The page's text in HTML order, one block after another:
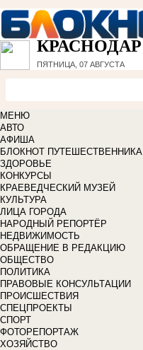
КРАСНОДАР
ПЯТНИЦА, 07 АВГУСТА
МЕНЮ
АВТО
АФИША
БЛОКНОТ ПУТЕШЕСТВЕННИКА
ЗДОРОВЬЕ
КОНКУРСЫ
КРАЕВЕДЧЕСКИЙ МУЗЕЙ
КУЛЬТУРА
ЛИЦА ГОРОДА
НАРОДНЫЙ РЕПОРТЁР
НЕДВИЖИМОСТЬ
ОБРАЩЕНИЕ В РЕДАКЦИЮ
ОБЩЕСТВО
ПОЛИТИКА
ПРАВОВЫЕ КОНСУЛЬТАЦИИ
ПРОИСШЕСТВИЯ
СПЕЦПРОЕКТЫ
СПОРТ
ФОТОРЕПОРТАЖ
ХОЗЯЙСТВО